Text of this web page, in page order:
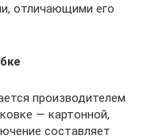
отличающими его
производителем
— картонной,
составляет